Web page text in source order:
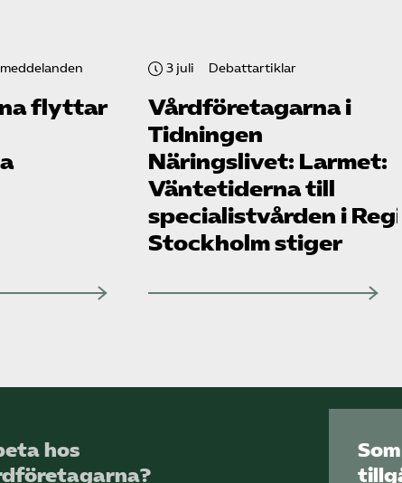
flyttar
3 juli Debattartiklar
Vård­företagarna i
Tidningen
Näringslivet: Larmet:
Väntetiderna till
specialistvården i
Stockholm stiger
hos